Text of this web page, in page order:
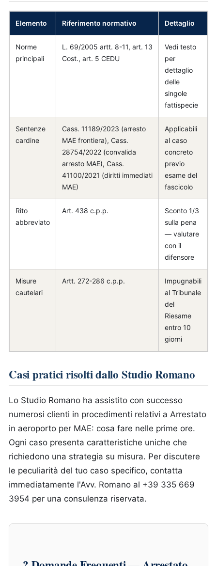
Elemento Riferimento normativo Dettaglio
Norme
principali
L. 69/2005 artt. 8-11, art. 13
Cost., art. 5 CEDU
Vedi testo
per
dettaglio
delle
singole
fattispecie
Sentenze
cardine
Cass. 11189/2023 (arresto
MAE frontiera), Cass.
28754/2022 (convalida
arresto MAE), Cass.
41100/2021 (diritti immediati
MAE)
Applicabili
al caso
concreto
previo
esame del
fascicolo
Rito
abbreviato
Art. 438 c.p.p.
Sconto 1/3
sulla pena
— valutare
con il
difensore
Misure
cautelari
Artt. 272-286 c.p.p.
Impugnabili
al Tribunale
del
Riesame
entro 10
giorni
Casi pratici risolti dallo Studio Romano
Lo Studio Romano ha assistito con successo
numerosi clienti in procedimenti relativi a Arrestato
in aeroporto per MAE: cosa fare nelle prime ore.
Ogni caso presenta caratteristiche uniche che
richiedono una strategia su misura. Per discutere
le peculiarità del tuo caso specifico, contatta
immediatamente l'Avv. Romano al +39 335 669
3954 per una consulenza riservata.